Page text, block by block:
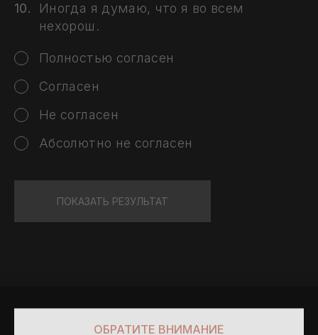
Иногда я думаю, что я во всем
нехорош.
Полностью согласен
Согласен
Не согласен
Абсолютно не согласен
ПОКАЗАТЬ РЕЗУЛЬТАТ
ОБРАТИТЕ ВНИМАНИЕ